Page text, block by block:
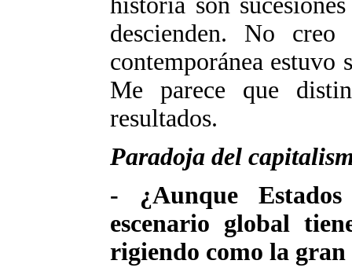
descienden. No
contemporánea estuvo
Me parece que
resultados.
Paradoja del
- ¿Aunque
escenario global
rigiendo como la